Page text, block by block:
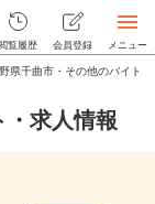
閲覧履歴 会員登録 メニュー
県千曲市・その他のバイト
・求人情報